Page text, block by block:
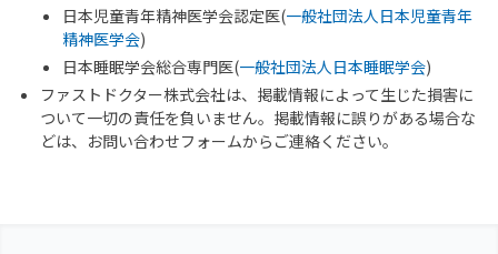
日本児童青年精神医学会認定医(一般社団法人日本児童青年
精神医学会)
日本睡眠学会総合専門医(一般社団法人日本睡眠学会)
ファストドクター株式会社は、掲載情報によって生じた損害に
ついて一切の責任を負いません。掲載情報に誤りがある場合な
どは、お問い合わせフォームからご連絡ください。